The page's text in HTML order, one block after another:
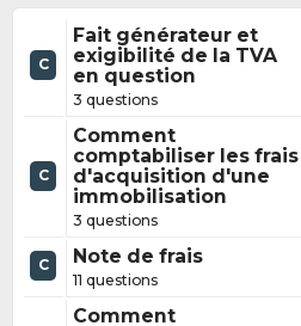
C
Fait générateur et
exigibilité de la TVA
en question
3 questions
C
Comment
comptabiliser les frais
d'acquisition d'une
immobilisation
3 questions
C Note de frais
11 questions
Comment